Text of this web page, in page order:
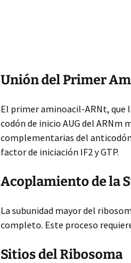
Unión del Primer
El primer aminoacil-ARNt,
codón de inicio AUG del ARNm
complementarias del
factor de iniciación IF2 y GTP.
Acoplamiento de la
La subunidad mayor del
completo. Este proceso
Sitios del Ribosoma